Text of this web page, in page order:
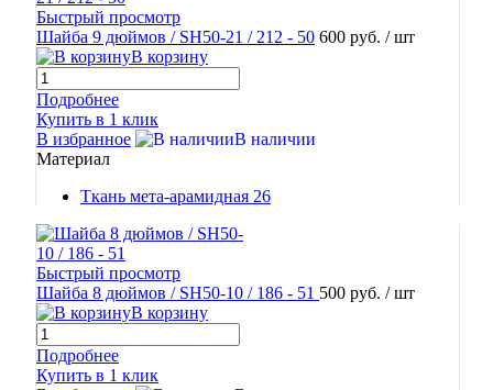
Быстрый просмотр
Шайба 9 дюймов / SH50-21 / 212 - 50 600 руб. / шт
В корзину
Подробнее
Купить в 1 клик
В избранное
В наличии
Материал
Ткань мета-арамидная 26
Быстрый просмотр
Шайба 8 дюймов / SH50-10 / 186 - 51 500 руб. / шт
В корзину
Подробнее
Купить в 1 клик